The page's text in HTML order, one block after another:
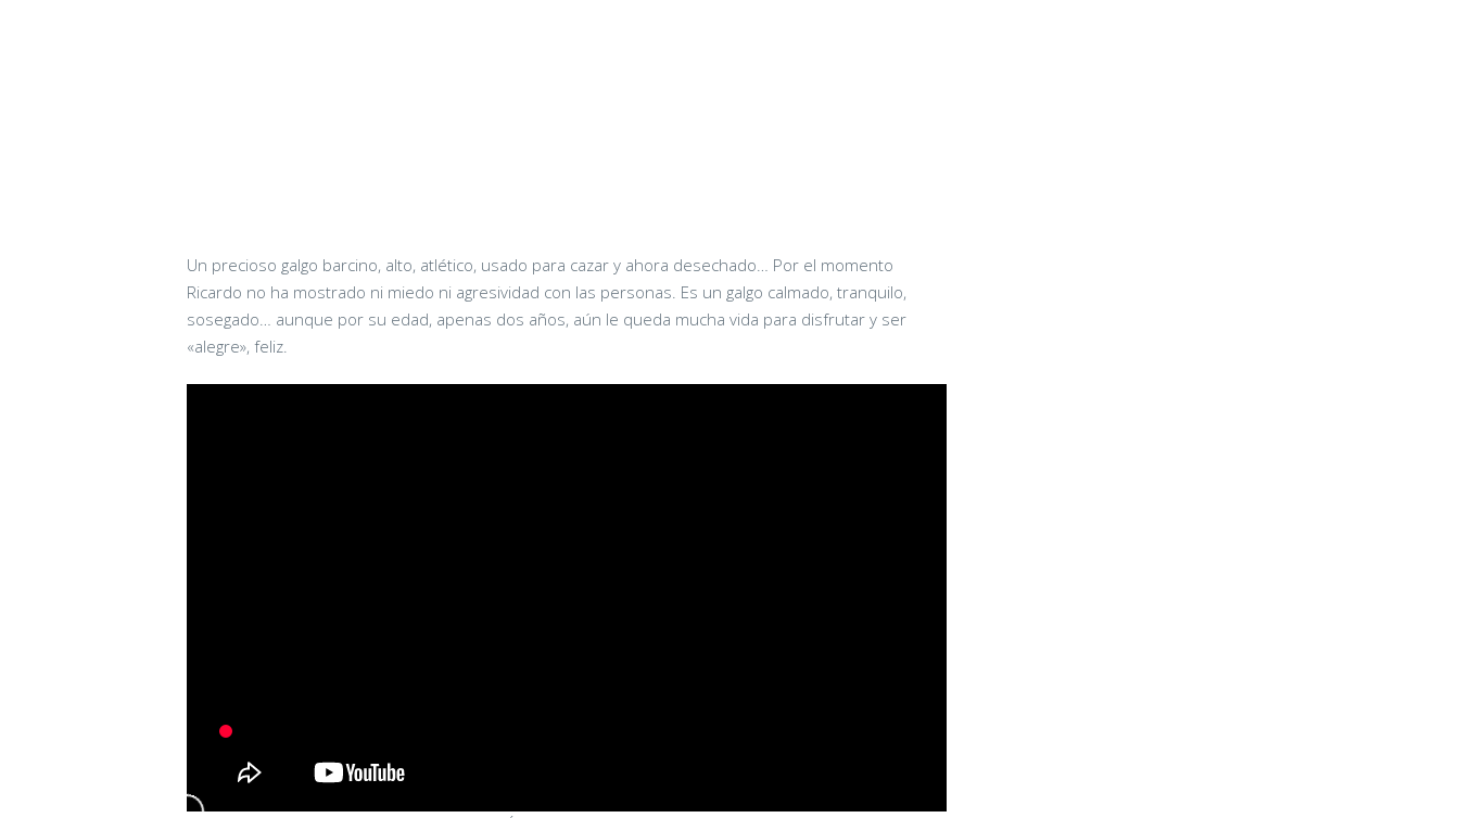
Un precioso galgo barcino, alto, atlético, usado para cazar y ahora desechado… Por el momento
Ricardo no ha mostrado ni miedo ni agresividad con las personas. Es un galgo calmado, tranquilo,
sosegado… aunque por su edad, apenas dos años, aún le queda mucha vida para disfrutar y ser
«alegre», feliz.